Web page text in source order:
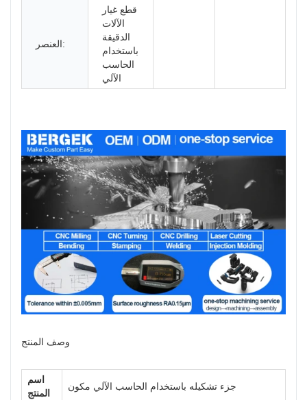
العنصر:
قطع غيار
الآلات
الدقيقة
باستخدام
الحاسب
الآلي
وصف المنتج
اسم
المنتج
جزء تشكيله باستخدام الحاسب الآلي مكون